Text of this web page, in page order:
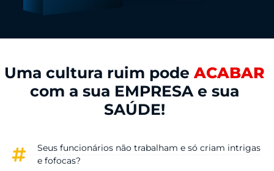
Uma cultura ruim pode ACABAR
com a sua EMPRESA e sua
SAÚDE!
Seus funcionários não trabalham e só criam intrigas
e fofocas?